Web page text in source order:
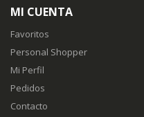
MI CUENTA
Favoritos
Personal Shopper
Mi Perfil
Pedidos
Contacto